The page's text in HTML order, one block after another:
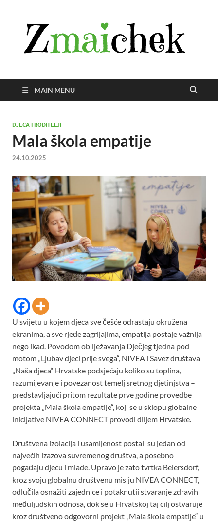
MAIN MENU
DJECA I RODITELJI
Mala škola empatije
24.10.2025
U svijetu u kojem djeca sve češće odrastaju okružena
ekranima, a sve rjeđe zagrljajima, empatija postaje važnija
nego ikad. Povodom obilježavanja Dječjeg tjedna pod
motom „Ljubav djeci prije svega“, NIVEA i Savez društava
„Naša djeca“ Hrvatske podsjećaju koliko su toplina,
razumijevanje i povezanost temelj sretnog djetinjstva –
predstavljajući pritom rezultate prve godine provedbe
projekta „Mala škola empatije“, koji se u sklopu globalne
inicijative NIVEA CONNECT provodi diljem Hrvatske.
Društvena izolacija i usamljenost postali su jedan od
najvećih izazova suvremenog društva, a posebno
pogađaju djecu i mlade. Upravo je zato tvrtka Beiersdorf,
kroz svoju globalnu društvenu misiju NIVEA CONNECT,
odlučila osnažiti zajednice i potaknutii stvaranje zdravih
međuljudskih odnosa, dok se u Hrvatskoj taj cilj ostvaruje
kroz društveno odgovorni projekt „Mala škola empatije“ u